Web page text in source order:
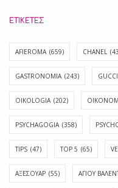
ΕΤΙΚΈΤΕΣ
AFIEROMA (659) CHANEL
GASTRONOMIA (243) GUCCI
OIKOLOGIA (202)
PSYCHAGOGIA (358)
TIPS (47) TOP 5 (65)
ΑΞΕΣΟΥΑΡ (55) ΑΓΊΟΥ